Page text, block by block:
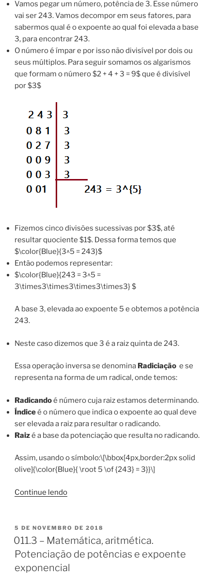
Vamos pegar um número, potência de 3. Esse número
vai ser 243. Vamos decompor em seus fatores, para
sabermos qual é o expoente ao qual foi elevada a base
3, para encontrar 243.
O número é ímpar e por isso não divisível por dois ou
seus múltiplos. Para seguir somamos os algarismos
que formam o número $2 + 4 + 3 = 9$ que é divisível
por $3$
Fizemos cinco divisões sucessivas por $3$, até
resultar quociente $1$. Dessa forma temos que
$\color{Blue}{3^5 = 243}$
Então podemos representar:
$\color{Blue}{243 = 3^5 =
3\times3\times3\times3\times3} $
A base 3, elevada ao expoente 5 e obtemos a potência
243.
Neste caso dizemos que 3 é a raiz quinta de 243.
Essa operação inversa se denomina Radiciação e se
representa na forma de um radical, onde temos:
Radicandoé número cuja raiz estamos determinando.
Índiceé o número que indica o expoente ao qual deve
ser elevada a raiz para resultar o radicando.
Raizé a base da potenciação que resulta no radicando.
Assim, usando o símbolo:\[\bbox[4px,border:2px solid
olive]{\color{Blue}{ \root 5 \of {243} = 3}}\]
Continue lendo“013.1
aritmética.
Radiciação
de
naturais.”
PUBLICADO
EM
5 DE NOVEMBRO DE 2018
011.3 – Matemática, aritmética.
Potenciação de potências e expoente
exponencial